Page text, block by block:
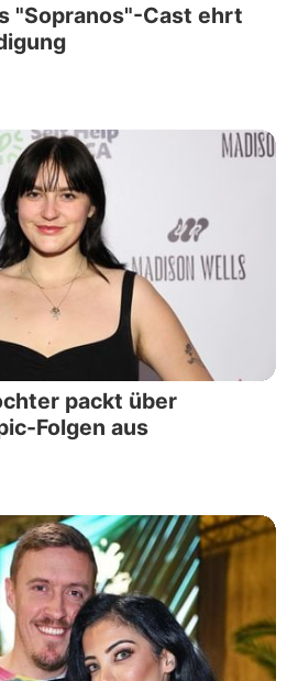
"Sopranos"-Cast ehrt
packt über
Folgen aus